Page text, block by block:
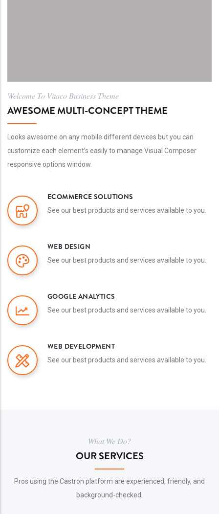
Welcome To Vitaco Business Theme
AWESOME MULTI-CONCEPT THEME
Looks awesome on any mobile different devices but you can
customize each element’s easily to manage Visual Composer
responsive options window.
ECOMMERCE SOLUTIONS
See our best products and services available to you.
WEB DESIGN
See our best products and services available to you.
GOOGLE ANALYTICS
See our best products and services available to you.
WEB DEVELOPMENT
See our best products and services available to you.
What We Do?
OUR SERVICES
Pros using the Castron platform are experienced, friendly, and
background-checked.